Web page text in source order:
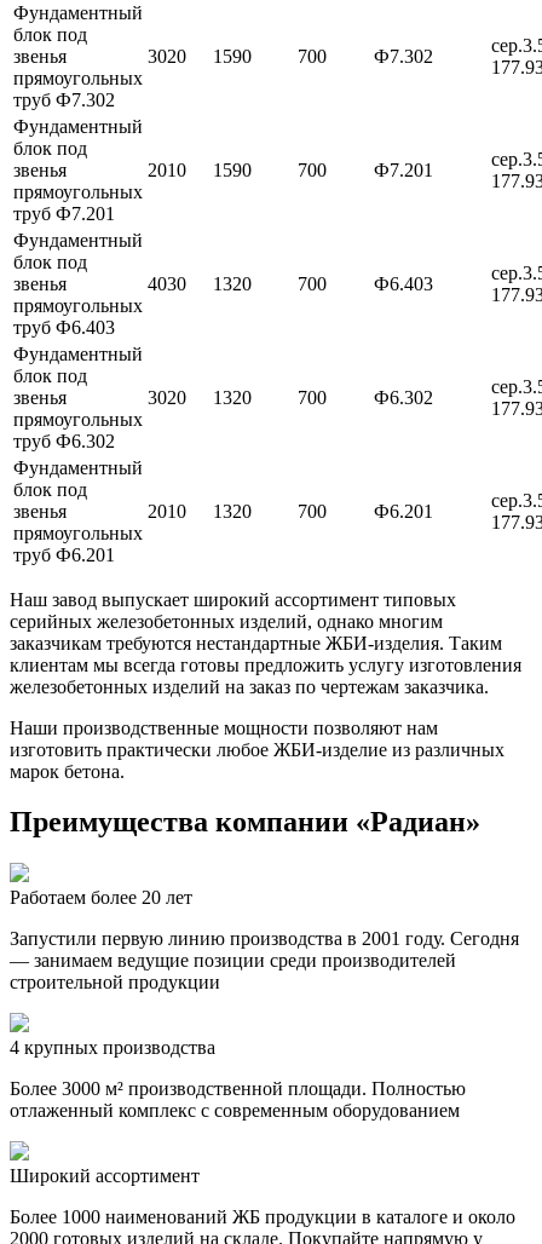
Фундаментный
блок под
звенья
прямоугольных
труб Ф7.302
3020 1590 700 Ф7.302
Фундаментный
блок под
звенья
прямоугольных
труб Ф7.201
2010 1590 700 Ф7.201
Фундаментный
блок под
звенья
прямоугольных
труб Ф6.403
4030 1320 700 Ф6.403
Фундаментный
блок под
звенья
прямоугольных
труб Ф6.302
3020 1320 700 Ф6.302
Фундаментный
блок под
звенья
прямоугольных
труб Ф6.201
2010 1320 700 Ф6.201
Наш завод выпускает широкий ассортимент типовых
серийных железобетонных изделий, однако многим
заказчикам требуются нестандартные ЖБИ-изделия. Таким
клиентам мы всегда готовы предложить услугу изготовления
железобетонных изделий на заказ по чертежам заказчика.
Наши производственные мощности позволяют нам
изготовить практически любое ЖБИ-изделие из различных
марок бетона.
Преимущества компании «Радиан»
Работаем более 20 лет
Запустили первую линию производства в 2001 году. Сегодня
— занимаем ведущие позиции среди производителей
строительной продукции
4 крупных производства
Более 3000 м² производственной площади. Полностью
отлаженный комплекс с современным оборудованием
Широкий ассортимент
Более 1000 наименований ЖБ продукции в каталоге и около
2000 готовых изделий на складе. Покупайте напрямую у